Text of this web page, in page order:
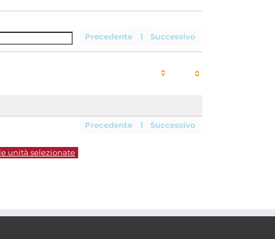
Precedente
1 Successivo
Precedente 1 Successivo
unità selezionate